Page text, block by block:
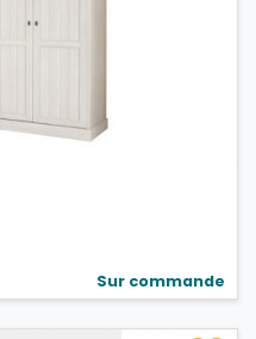
Sur commande